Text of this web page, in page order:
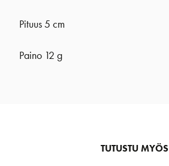
Pituus 5 cm
Paino 12 g
TUTUSTU MYÖS